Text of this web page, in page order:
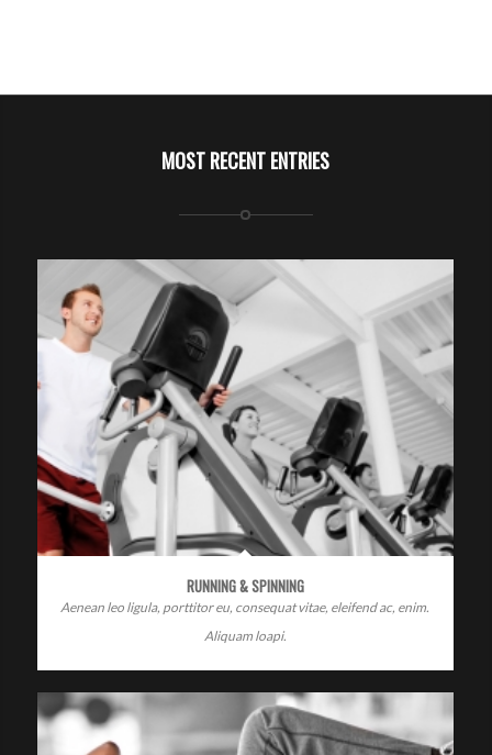
MOST RECENT ENTRIES
RUNNING & SPINNING
Aenean leo ligula, porttitor eu, consequat vitae, eleifend ac, enim.
Aliquam loapi.